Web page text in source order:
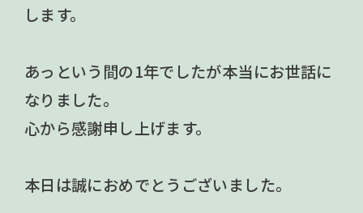
します。
あっという間の1年でしたが本当にお世話に
なりました。
心から感謝申し上げます。
本日は誠におめでとうございました。